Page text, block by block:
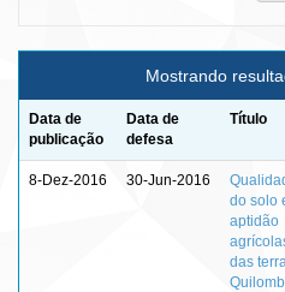
Mostrando
Data de
publicação
Data de
defesa
Título
8-Dez-2016 30-Jun-2016
do solo
aptidão
das